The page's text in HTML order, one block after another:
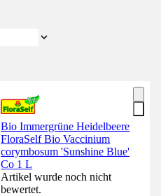
Bio Immergrüne Heidelbeere
FloraSelf Bio Vaccinium
corymbosum 'Sunshine Blue'
Co 1 L
Artikel wurde noch nicht
bewertet.